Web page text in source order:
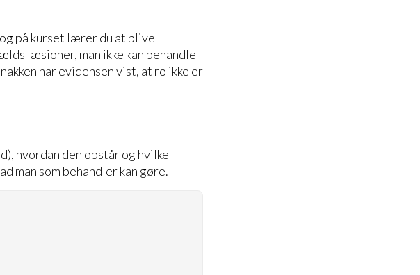
på kurset lærer du at blive
læsioner, man ikke kan behandle
har evidensen vist, at ro ikke er
hvordan den opstår og hvilke
man som behandler kan gøre.